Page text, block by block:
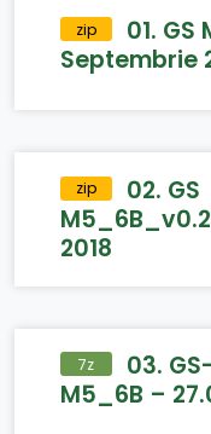
zip
01. GS
Septembrie
zip
02. GS
2018
7z
03.
M5_6B –